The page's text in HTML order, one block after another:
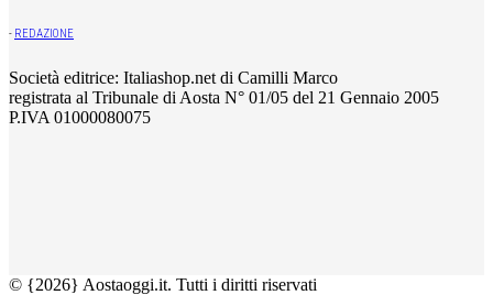
- REDAZIONE
Società editrice: Italiashop.net di Camilli Marco
registrata al Tribunale di Aosta N° 01/05 del 21 Gennaio 2005
P.IVA 01000080075
© {2026} Aostaoggi.it. Tutti i diritti riservati